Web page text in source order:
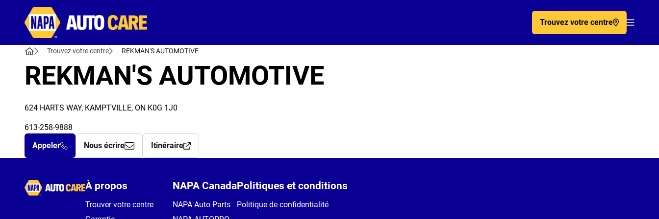
Trouvez votre centre
Trouvez votre centre REKMAN'S AUTOMOTIVE
REKMAN'S AUTOMOTIVE
624 HARTS WAY, KAMPTVILLE, ON K0G 1J0
613-258-9888
Appeler
Nous écrire Itinéraire
Autocare
À propos
Trouver votre centre
NAPA Canada
NAPA Auto Parts
Politiques et conditions
Politique de confidentialité